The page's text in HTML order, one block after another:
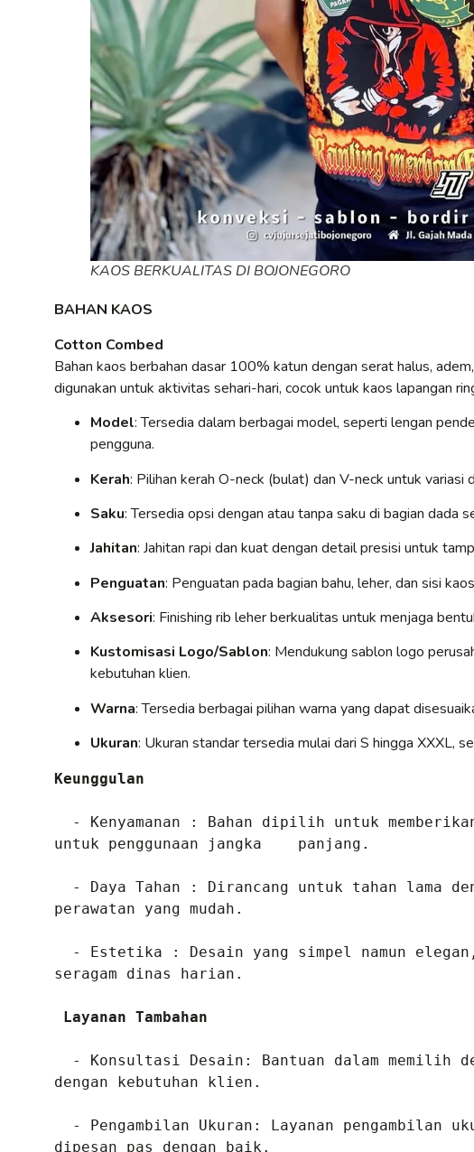
KAOS BERKUALITAS DI BOJONEGORO
BAHAN KAOS
Cotton Combed
Bahan kaos berbahan dasar 100% katun dengan serat halus,
digunakan untuk aktivitas sehari-hari, cocok untuk kaos lapangan
Model: Tersedia dalam berbagai model, seperti lengan
pengguna.
Kerah: Pilihan kerah O-neck (bulat) dan V-neck untuk variasi
Saku: Tersedia opsi dengan atau tanpa saku di bagian dada
Jahitan: Jahitan rapi dan kuat dengan detail presisi untuk
Penguatan: Penguatan pada bagian bahu, leher, dan sisi
Aksesori: Finishing rib leher berkualitas untuk menjaga
Kustomisasi Logo/Sablon: Mendukung sablon logo
kebutuhan klien.
Warna: Tersedia berbagai pilihan warna yang dapat
Ukuran: Ukuran standar tersedia mulai dari S hingga XXXL,
Keunggulan
untuk penggunaan jangka    panjang.
perawatan yang mudah.
seragam dinas harian.
Layanan Tambahan
dengan kebutuhan klien.
dipesan pas dengan baik.